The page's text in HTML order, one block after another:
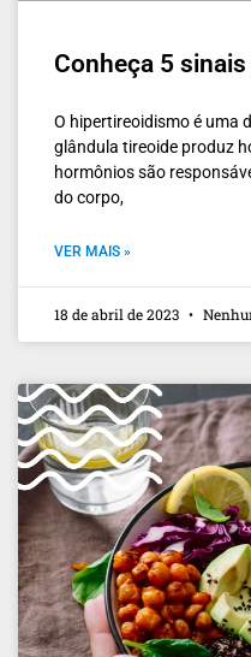
Conheça 5
O hipertireoidismo é uma
glândula tireoide produz
hormônios são
do corpo,
VER MAIS »
18 de abril de 2023